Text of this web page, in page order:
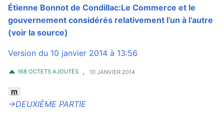
Étienne Bonnot de Condillac:Le Commerce et le
gouvernement considérés relativement l’un à l’autre
(voir la source)
Version du 10 janvier 2014 à 13:56
168 OCTETS AJOUTÉS , 10 JANVIER 2014
m
→‎DEUXIÈME PARTIE